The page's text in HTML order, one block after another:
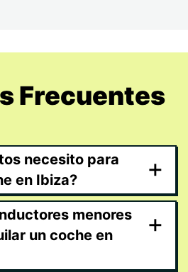
Frecuentes
necesito para
en Ibiza?
+
menores
un coche en
+